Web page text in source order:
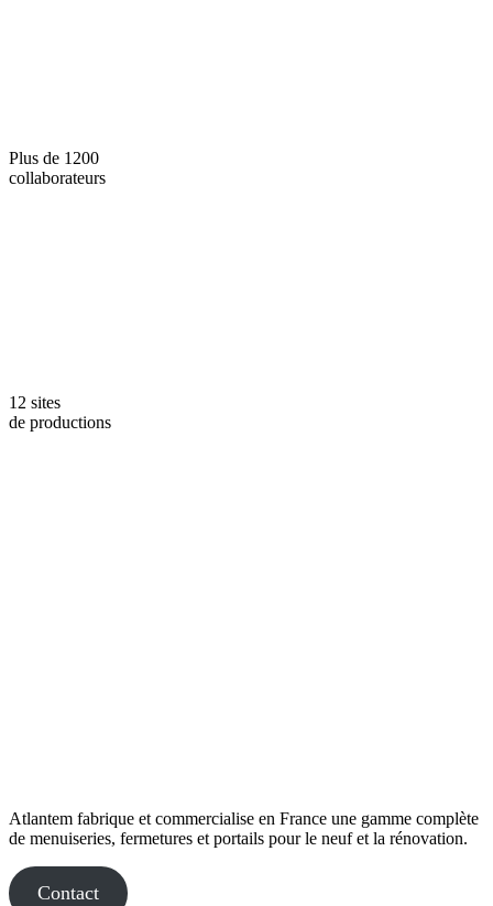
Plus de 1200
collaborateurs
12 sites
de productions
Atlantem fabrique et commercialise en France une gamme complète
de menuiseries, fermetures et portails pour le neuf et la rénovation.
Contact